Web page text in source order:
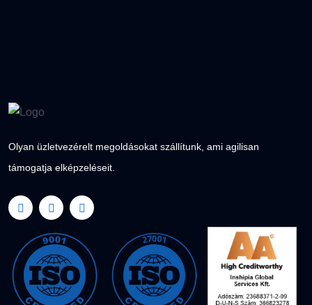
Olyan üzletvezérelt megoldásokat szállítunk, ami agilisan
támogatja elképzeléseit.